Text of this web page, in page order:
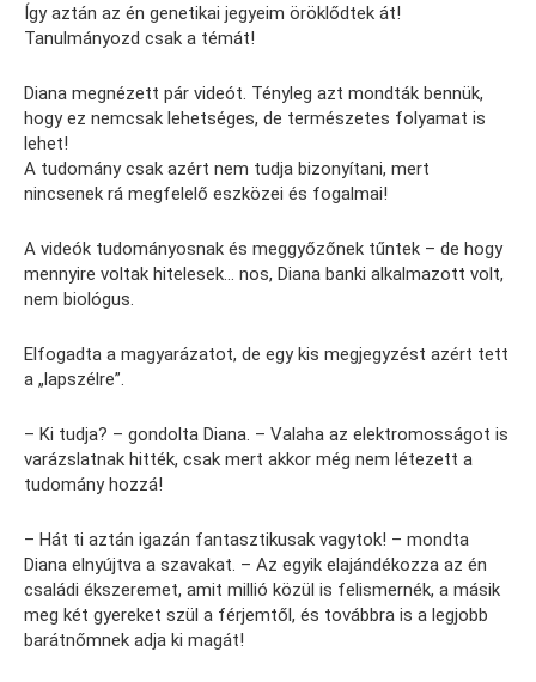
Így aztán az én genetikai jegyeim öröklődtek át!
Tanulmányozd csak a témát!
Diana megnézett pár videót. Tényleg azt mondták bennük,
hogy ez nemcsak lehetséges, de természetes folyamat is
lehet!
A tudomány csak azért nem tudja bizonyítani, mert
nincsenek rá megfelelő eszközei és fogalmai!
A videók tudományosnak és meggyőzőnek tűntek – de hogy
mennyire voltak hitelesek… nos, Diana banki alkalmazott volt,
nem biológus.
Elfogadta a magyarázatot, de egy kis megjegyzést azért tett
a „lapszélre”.
– Ki tudja? – gondolta Diana. – Valaha az elektromosságot is
varázslatnak hitték, csak mert akkor még nem létezett a
tudomány hozzá!
– Hát ti aztán igazán fantasztikusak vagytok! – mondta
Diana elnyújtva a szavakat. – Az egyik elajándékozza az én
családi ékszeremet, amit millió közül is felismernék, a másik
meg két gyereket szül a férjemtől, és továbbra is a legjobb
barátnőmnek adja ki magát!